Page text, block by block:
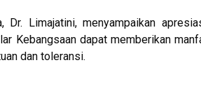
Limajatini, menyampaikan
Kebangsaan dapat memberikan
dan toleransi.